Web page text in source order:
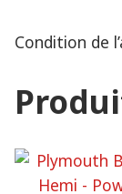
Condition de